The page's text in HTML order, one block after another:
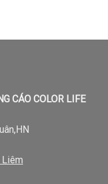
CÁO COLOR LIFE
Liêm